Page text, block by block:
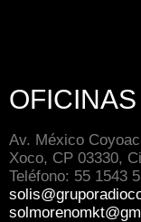
Av. México
Xoco, CP 03330,
Teléfono: 55 1543